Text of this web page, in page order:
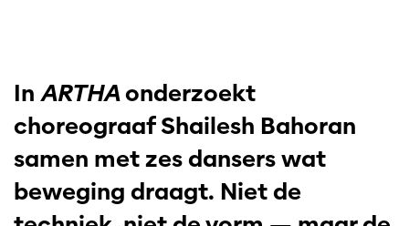
In ARTHAonderzoekt
choreograaf Shailesh Bahoran
samen met zes dansers wat
beweging draagt. Niet de